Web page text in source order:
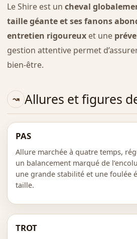
Le Shire est un cheval
taille géante et ses fanons
entretien rigoureuxet une
gestion attentive permet
bien-être.
Allures et figures
PAS
Allure marchée à quatre temps,
un balancement marqué de
une grande stabilité et une foulée
taille.
TROT